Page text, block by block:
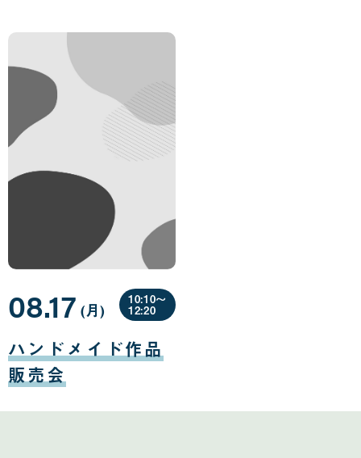
ハンドメイド作品
販売会
08.17
月
17
日
(月曜
日
)
10:10〜
12:20